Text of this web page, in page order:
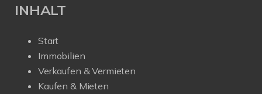
INHALT
Start
Immobilien
Verkaufen & Vermieten
Kaufen & Mieten